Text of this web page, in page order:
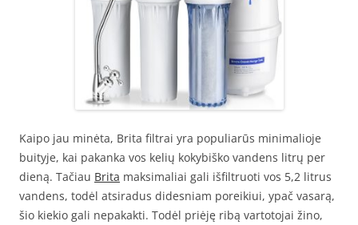
Kaipo jau minėta, Brita filtrai yra populiarūs minimalioje
buityje, kai pakanka vos kelių kokybiško vandens litrų per
dieną. Tačiau Brita maksimaliai gali išfiltruoti vos 5,2 litrus
vandens, todėl atsiradus didesniam poreikiui, ypač vasarą,
šio kiekio gali nepakakti. Todėl priėję ribą vartotojai žino,